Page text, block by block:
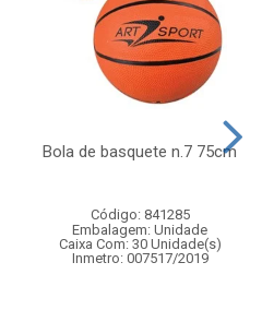
Bola de basquete n.7 75cm
Código: 841285
Embalagem: Unidade
Caixa Com: 30 Unidade(s)
Inmetro: 007517/2019